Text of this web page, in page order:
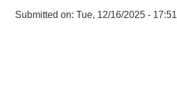
Submitted on: Tue, 12/16/2025 - 17:51